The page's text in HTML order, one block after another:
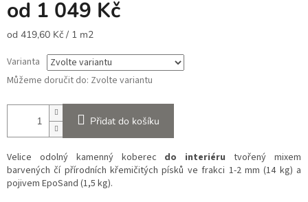
od 1 049 Kč
Měrná
od 419,60 Kč / 1 m2
Varianta
Můžeme doručit do: Zvolte variantu
Přidat do košíku
Velice odolný kamenný koberec do interiéru tvořený mixem
barvených čí přírodních křemičitých písků ve frakci 1-2 mm (14 kg) a
pojivem EpoSand (1,5 kg).